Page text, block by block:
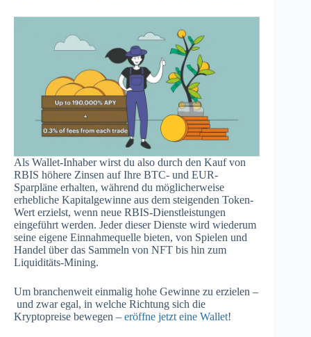
Als Wallet-Inhaber wirst du also durch den Kauf von
RBIS höhere Zinsen auf Ihre BTC- und EUR-
Sparpläne erhalten, während du möglicherweise
erhebliche Kapitalgewinne aus dem steigenden Token-
Wert erzielst, wenn neue RBIS-Dienstleistungen
eingeführt werden. Jeder dieser Dienste wird wiederum
seine eigene Einnahmequelle bieten, von Spielen und
Handel über das Sammeln von NFT bis hin zum
Liquiditäts-Mining.
Um branchenweit einmalig hohe Gewinne zu erzielen –
und zwar egal, in welche Richtung sich die
Kryptopreise bewegen – eröffne jetzt eine Wallet!